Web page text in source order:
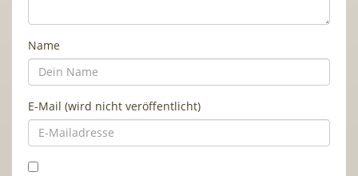
Name
E-Mail (wird nicht veröffentlicht)